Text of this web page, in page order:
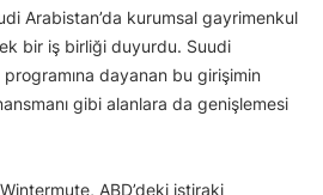
Arabistan’da kurumsal gayrimenkul
bir iş birliği duyurdu. Suudi
programına dayanan bu girişimin
gibi alanlara da genişlemesi
ABD’deki iştiraki